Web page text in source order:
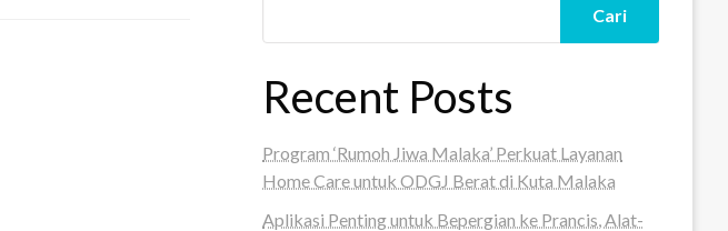
Cari
Recent Posts
Program ‘Rumoh Jiwa Malaka’ Perkuat Layanan
Home Care untuk ODGJ Berat di Kuta Malaka
Aplikasi Penting untuk Bepergian ke Prancis, Alat-